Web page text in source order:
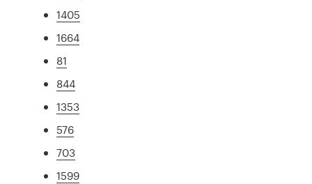
1405
1664
81
844
1353
576
703
1599